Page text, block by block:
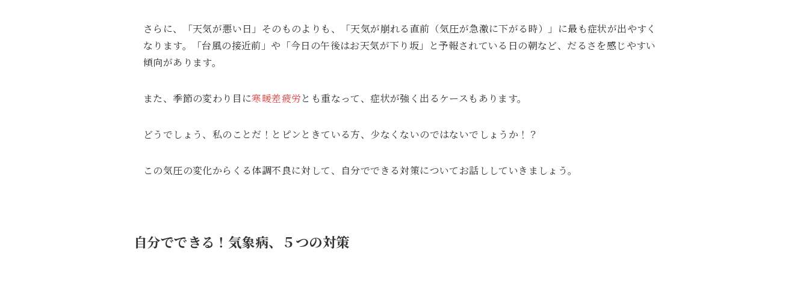
さらに、「天気が悪い日」そのものよりも、「天気が崩れる直前（気圧が急激に下がる時）」に最も症状が出やすく
なります。「台風の接近前」や「今日の午後はお天気が下り坂」と予報されている日の朝など、だるさを感じやすい
傾向があります。
また、季節の変わり目に寒暖差疲労とも重なって、症状が強く出るケースもあります。
どうでしょう、私のことだ！とピンときている方、少なくないのではないでしょうか！？
この気圧の変化からくる体調不良に対して、自分でできる対策についてお話ししていきましょう。
自分でできる！気象病、５つの対策